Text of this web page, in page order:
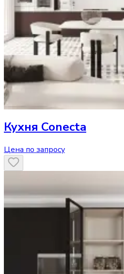
Кухня Conecta
Цена по запросу